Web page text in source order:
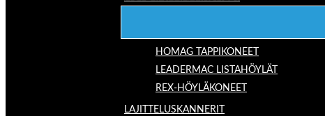
HOMAG TAPPIKONEET
LEADERMAC LISTAHÖYLÄT
REX-HÖYLÄKONEET
LAJITTELUSKANNERIT